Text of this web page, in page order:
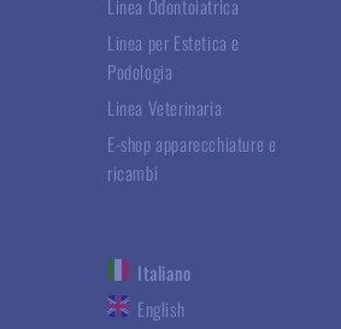
Linea Odontoiatrica
Linea per Estetica e
Podologia
Linea Veterinaria
E-shop apparecchiature e
ricambi
Italiano
English